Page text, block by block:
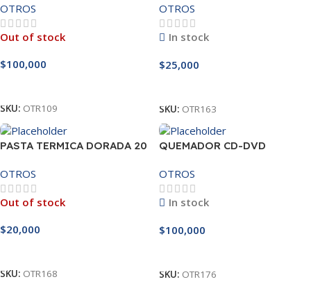
OTROS
Out of stock
$100,000
SKU: OTR109
OTROS
In stock
$25,000
SKU: OTR163
PASTA TERMICA DORADA 20
OTROS
Out of stock
$20,000
SKU: OTR168
QUEMADOR CD-DVD
OTROS
In stock
$100,000
SKU: OTR176